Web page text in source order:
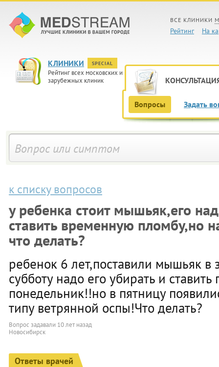
ВСЕ КЛИНИКИ
Рейтинг На
КЛИНИКИ SPECIAL
Рейтинг всех московских и
зарубежных клиник
Вопросы Задать
к списку вопросов
у ребенка стоит мышьяк,его
ставить временную пломбу,но
что делать?
ребенок 6 лет,поставили мышьяк в
субботу надо его убирать и ставить
понедельник!!но в пятницу
типу ветрянной оспы!Что делать?
Вопрос задавали 10 лет назад
Новосибирск
Ответы врачей